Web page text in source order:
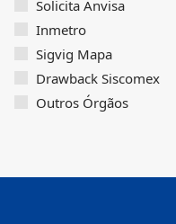
Solicita Anvisa
Inmetro
Sigvig Mapa
Drawback Siscomex
Outros Órgãos